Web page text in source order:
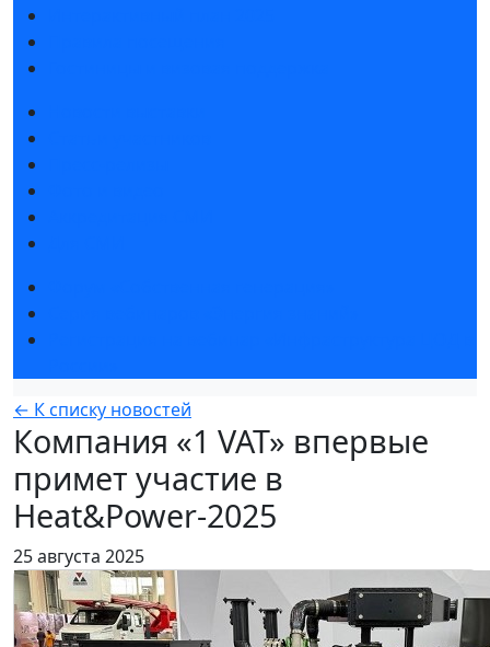
← К списку новостей
Компания «1 VAT» впервые
примет участие в
Heat&Power-2025
25 августа 2025